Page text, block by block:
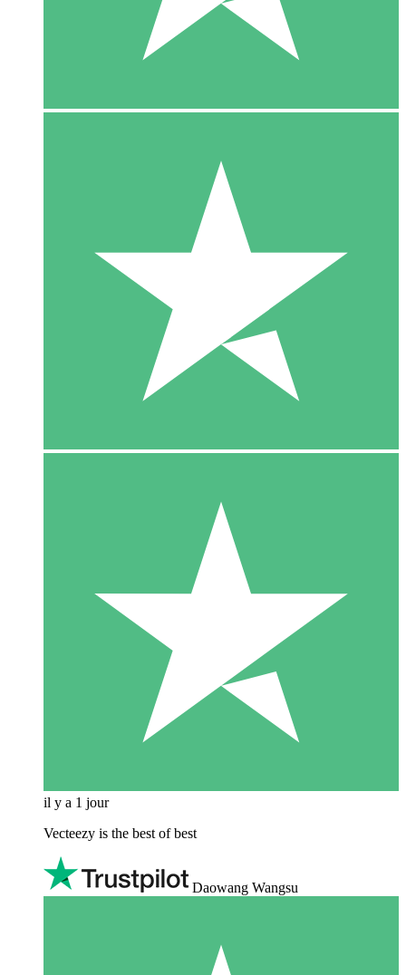
il y a 1 jour
Vecteezy is the best of best
Daowang Wangsu